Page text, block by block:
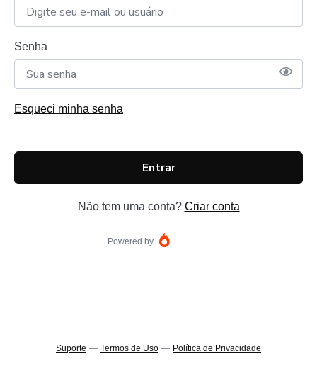
Senha
Esqueci minha senha
Entrar
Não tem uma conta? Criar conta
Powered by
Suporte — Termos de Uso — Política de Privacidade